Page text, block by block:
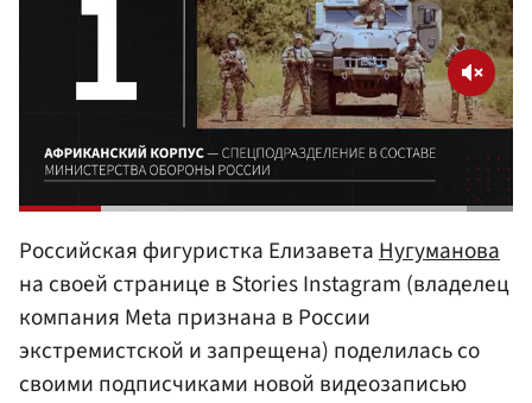
Российская фигуристка ЕлизаветаНугуманова
на своей странице в Stories Instagram (владелец
компания Meta признана в России
экстремистской и запрещена) поделилась со
своими подписчиками новой видеозаписью